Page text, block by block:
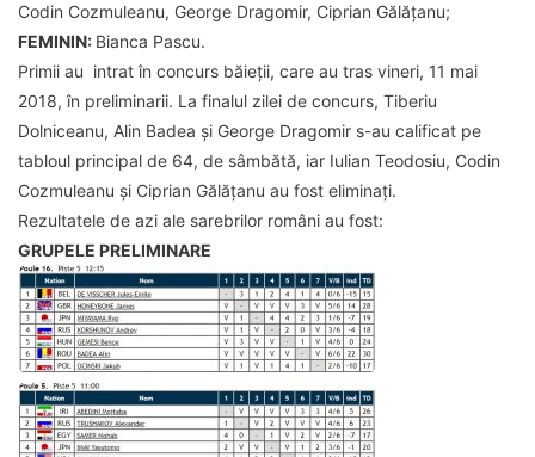
Codin Cozmuleanu, George Dragomir, Ciprian Gălățanu;
FEMININ: Bianca Pascu.
Primii au intrat în concurs băieții, care au tras vineri, 11 mai
2018, în preliminarii. La finalul zilei de concurs, Tiberiu
Dolniceanu, Alin Badea și George Dragomir s-au calificat pe
tabloul principal de 64, de sâmbătă, iar Iulian Teodosiu, Codin
Cozmuleanu și Ciprian Gălățanu au fost eliminați.
Rezultatele de azi ale sarebrilor români au fost:
GRUPELE PRELIMINARE